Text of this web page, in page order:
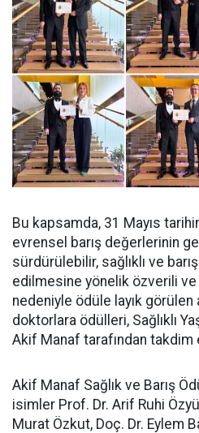
Bu kapsamda, 31 Mayıs
evrensel barış değerlerinin
sürdürülebilir, sağlıklı ve
edilmesine yönelik özverili ve
nedeniyle ödüle layık
doktorlara ödülleri, Sağlıklı
Akif Manaf tarafından takdim
Akif Manaf Sağlık ve Barış
isimler Prof. Dr. Arif Ruhi
Murat Özkut, Doç. Dr. Eylem